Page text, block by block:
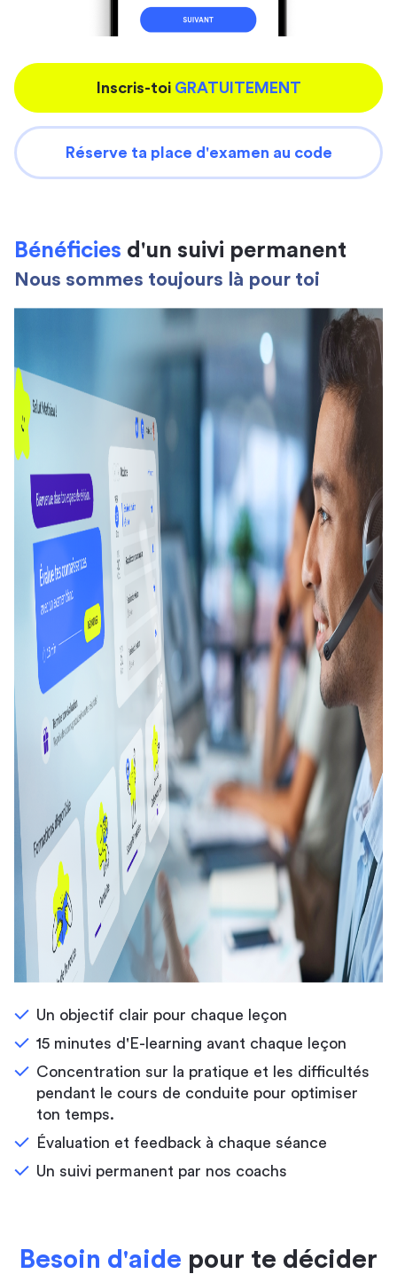
Inscris-toi GRATUITEMENT
Réserve ta place d'examen au code
Bénéficies d'un suivi permanent
Nous sommes toujours là pour toi
Un objectif clair pour chaque leçon
15 minutes d'E-learning avant chaque leçon
Concentration sur la pratique et les difficultés
pendant le cours de conduite pour optimiser
ton temps.
Évaluation et feedback à chaque séance
Un suivi permanent par nos coachs
Besoin d'aide pour te décider